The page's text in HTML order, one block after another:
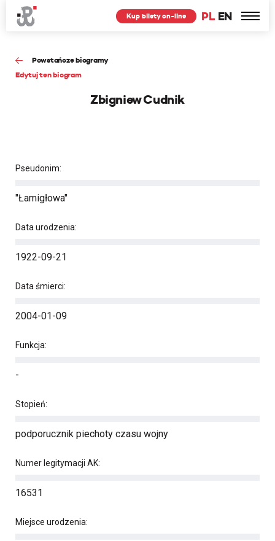
PL EN
Kup bilety on-line
Powstańcze biogramy
Edytuj ten biogram
Zbigniew Cudnik
Pseudonim:
"Łamigłowa"
Data urodzenia:
1922-09-21
Data śmierci:
2004-01-09
Funkcja:
-
Stopień:
podporucznik piechoty czasu wojny
Numer legitymacji AK:
16531
Miejsce urodzenia: